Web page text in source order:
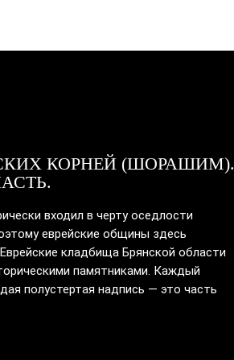
КОРНЕЙ (ШОРАШИМ).
входил в черту оседлости
еврейские общины здесь
кладбища Брянской области
памятниками. Каждый
полустертая надпись — это часть